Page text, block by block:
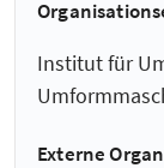
Institut für
Externe